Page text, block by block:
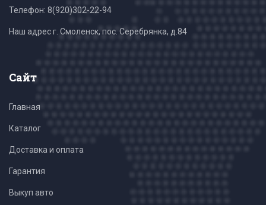
Телефон: 8(920)302-22-94
Наш адрес г. Смоленск, пос. Серебрянка, д.84
Сайт
Главная
Каталог
Доставка и оплата
Гарантия
Выкуп авто